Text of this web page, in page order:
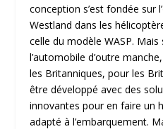
conception s’est fondée sur
Westland dans les
celle du modèle WASP. Mais
l’automobile d’outre
les Britanniques, pour les
être développé avec des
innovantes pour en faire un
adapté à l’embarquement.